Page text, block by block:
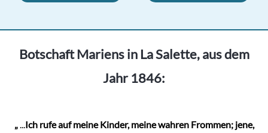
Botschaft Mariens in La Salette, aus dem
Jahr 1846:
„... Ich rufe auf meine Kinder, meine wahren Frommen; jene,